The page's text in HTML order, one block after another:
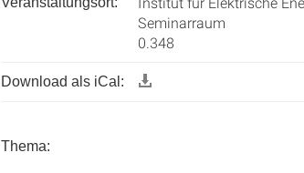
Seminarraum
0.348
Download als iCal:
Thema: